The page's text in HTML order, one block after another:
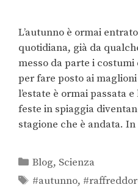
L’autunno è ormai
quotidiana, già da
messo da parte i
per fare posto ai
l’estate è ormai passata
feste in spiaggia
stagione che è andata.
Blog, Scienza
#autunno,